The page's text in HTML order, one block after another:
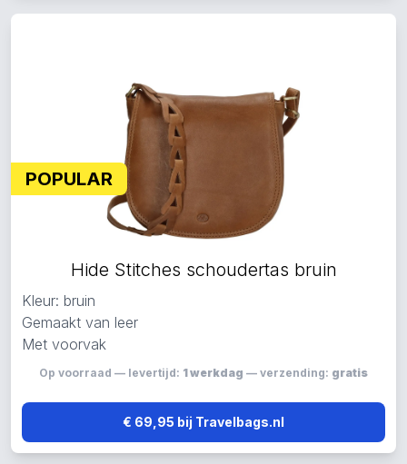
POPULAR
Hide Stitches schoudertas bruin
Kleur: bruin
Gemaakt van leer
Met voorvak
Op voorraad — levertijd: 1 werkdag — verzending: gratis
€ 69,95 bij Travelbags.nl